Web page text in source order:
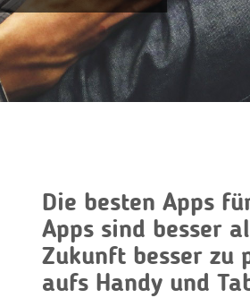
Die besten Apps
Apps sind besser
Zukunft besser zu
aufs Handy und